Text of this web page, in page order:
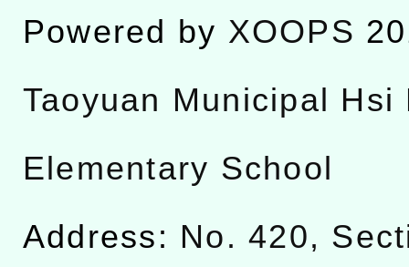
Powered by XOOPS
Taoyuan Municipal Hsi
Elementary School
Address: No. 420,